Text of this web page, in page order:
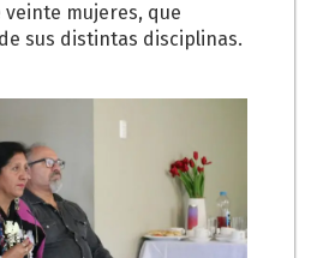
mujeres, que
sus distintas disciplinas.